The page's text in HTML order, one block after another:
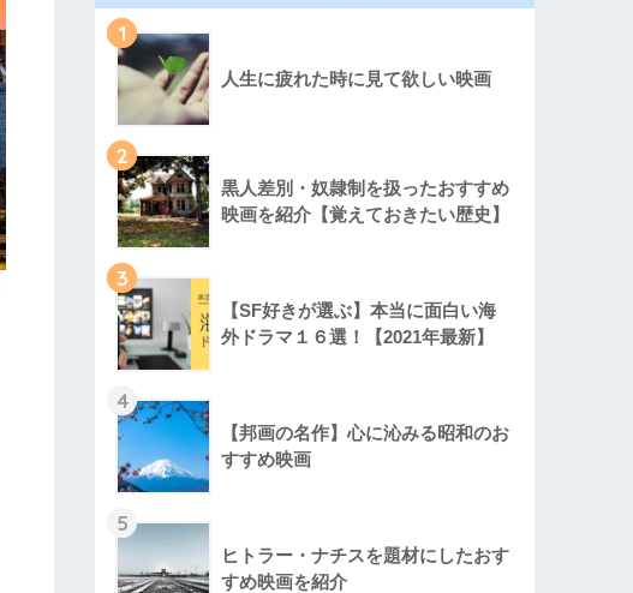
1
人生に疲れた時に見て欲しい映画
2
黒人差別・奴隷制を扱ったおすすめ
映画を紹介【覚えておきたい歴史】
3
【SF好きが選ぶ】本当に面白い海
外ドラマ１６選！【2021年最新】
4
【邦画の名作】心に沁みる昭和のお
すすめ映画
5
ヒトラー・ナチスを題材にしたおす
すめ映画を紹介